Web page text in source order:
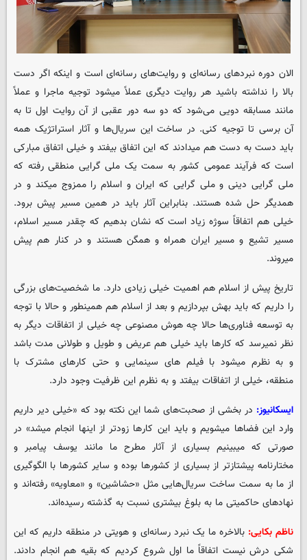
الان دوره نبردهای رسانه‌ای و روایت‌های رسانه‌ای است و اینکه اگر دست
بالا را نداشته باشید هر روایت دیگری عملاً میشود توجیه ماجرا و عملاً
مانند مسابقه دویی می‌شود که دو سه دور عقبی از آن روایت اول تا به
آن برسی تا توجیه کنی. در ساخت این سریال‌ها و آثار استراتژیک همه
باید دست به دست هم میدادند که این اتفاق بیفتد و خیلی اتفاق مبارکی
است که فرآیند عمومی کشور به سمت یک ملی گرایی منطقی رفته که
ملی گرایی دینی و ملی گرایی که ایران و اسلام را ممزوج میکند و در
همدیگر حل شده هستند. بنابراین آثار باید در همین مسیر پیش برود.
خیلی هم اتفاقاً سوژه زیاد است که نشان بدهیم که چقدر مسیر اسلام،
مسیر تشیع و مسیر ایران همراه و همگن هستند و در کنار هم پیش
میروند.
تاریخ پیش از اسلام هم اهمیت خیلی زیادی دارد. ما شخصیت‌های بزرگی
را داریم که باید بهش بپردازیم و بعد از اسلام هم همینطور و حالا با توجه
به توسعه فناوری‌ها حالا چه هوش مصنوعی چه خیلی از اتفاقات دیگر به
نظر نمیرسد که کارها باید خیلی هم عریض و طویل و طولانی مدت باشد
و به نظرم میشود با فیلم های سینمایی و حتی کارهای مشترک با
منطقه، خیلی از اتفاقات بیفتد و به نظرم این ظرفیت وجود دارد.
ایسکانیوز: در بخشی از صحبت‌های شما این نکته بود که «خیلی دیر داریم
وارد این فضاها میشویم و باید این کارها زودتر از اینها انجام میشد» در
صورتی که میبینیم بسیاری از آثار مطرح ما مانند یوسف پیامبر و
مختارنامه پیشتازتر از بسیاری از کشورها بوده و سایر کشورها با الگوگیری
از ما به سمت ساخت سریال‌هایی مثل «حشاشین» و «معاویه» رفته‌اند و
نهادهای حاکمیتی ما به بلوغ بیشتری نسبت به گذشته رسیده‌اند.
ناظم بکایی: بالاخره ما یک نبرد رسانه‌ای و هویتی در منطقه داریم که این
شکی درش نیست اتفاقاً ما اول شروع کردیم که بقیه هم انجام دادند.